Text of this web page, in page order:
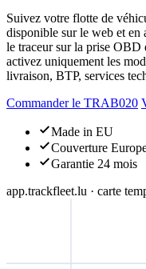
Suivez votre flotte de
disponible sur le web et
le traceur sur la prise OBD
activez uniquement les
livraison, BTP, services
Commander le TRAB020
Made in EU
Couverture
Garantie 24 mois
app.trackfleet.lu · carte